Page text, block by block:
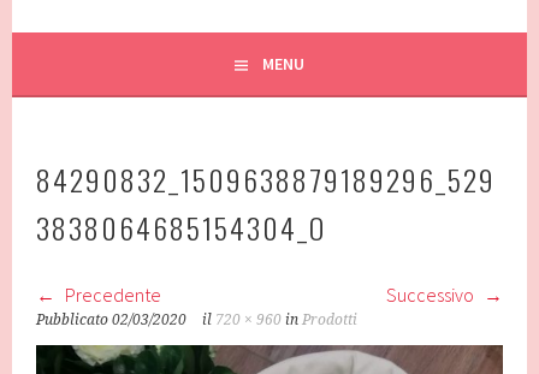
MENU
84290832_1509638879189296_529
3838064685154304_O
Precedente Successivo
Pubblicato02/03/2020 il 720 × 960 inProdotti